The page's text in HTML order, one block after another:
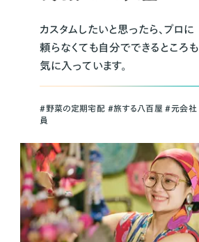
カスタムしたいと思ったら、プロに
頼らなくても自分でできるところも
気に入っています。
＃野菜の定期宅配 ＃旅する八百屋 ＃元会社
員